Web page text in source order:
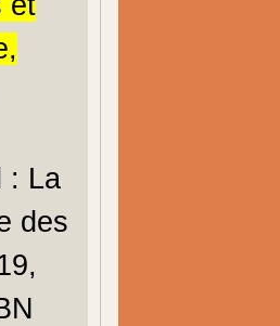
: La
des